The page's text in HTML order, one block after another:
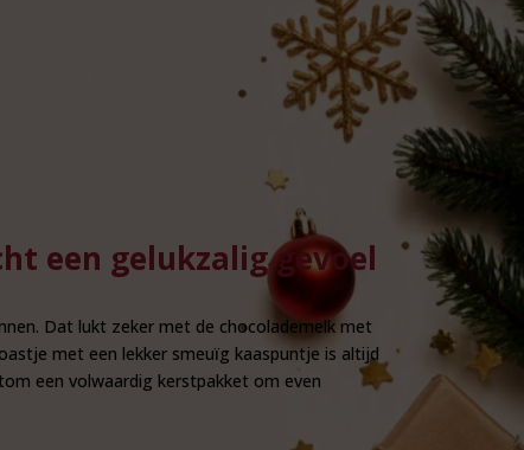
een gelukzalig gevoel
Dat lukt zeker met de chocolademelk met
met een lekker smeuïg kaaspuntje is altijd
een volwaardig kerstpakket om even